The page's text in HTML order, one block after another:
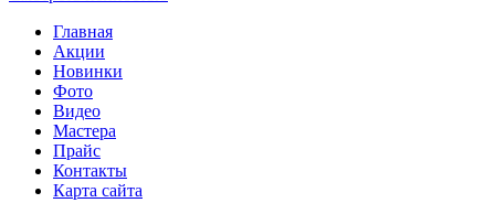
Главная
Акции
Новинки
Фото
Видео
Мастера
Прайс
Контакты
Карта сайта